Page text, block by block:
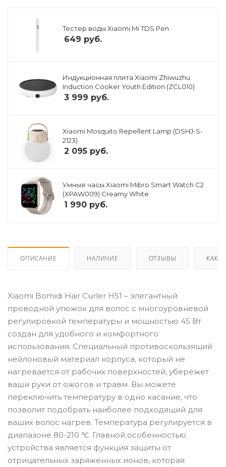
Тестер воды Xiaomi Mi TDS Pen
649 руб.
Индукционная плита Xiaomi Zhiwuzhu
Induction Cooker Youth Edition (ZCL010)
3 999 руб.
Xiaomi Mosquito Repellent Lamp (DSHJ-S-
2123)
2 095 руб.
Умные часы Xiaomi Mibro Smart Watch C2
(XPAW009) Creamy White
1 990 руб.
ОПИСАНИЕ НАЛИЧИЕ ОТЗЫВЫ КАК
Xiaomi Bomidi Hair Curler HS1 – элегантный
проводной утюжок для волос с многоуровневой
регулировкой температуры и мощностью 45 Вт
создан для удобного и комфортного
использования. Специальный противоскользящий
нейлоновый материал корпуса, который не
нагревается от рабочих поверхностей, убережет
ваши руки от ожогов и травм. Вы можете
переключить температуру в одно касание, что
позволит подобрать наиболее подходящий для
ваших волос нагрев. Температура регулируется в
диапазоне 80-210 ℃. Главной особенностью
устройства является функция защиты от
отрицательных заряженных ионов, которая